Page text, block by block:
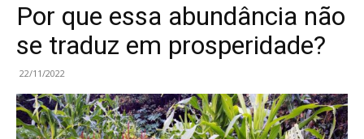
Por que essa abundância não
se traduz em prosperidade?
22/11/2022